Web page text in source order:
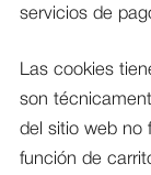
servicios de
Las cookies
son
del sitio web no
función de